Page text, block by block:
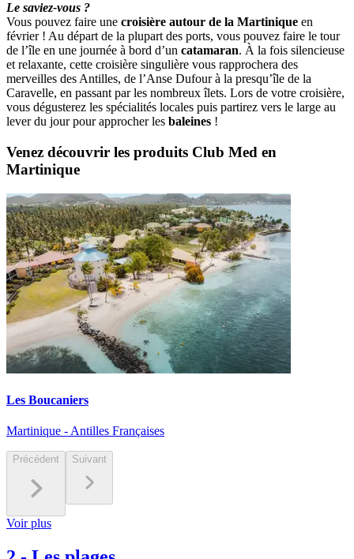
Le saviez-vous ?
Vous pouvez faire une croisière autour de la Martinique en
février ! Au départ de la plupart des ports, vous pouvez faire le tour
de l’île en une journée à bord d’un catamaran. À la fois silencieuse
et relaxante, cette croisière singulière vous rapprochera des
merveilles des Antilles, de l’Anse Dufour à la presqu’île de la
Caravelle, en passant par les nombreux îlets. Lors de votre croisière,
vous dégusterez les spécialités locales puis partirez vers le large au
lever du jour pour approcher les baleines !
Venez découvrir les produits Club Med en
Martinique
Les Boucaniers
Martinique - Antilles Françaises
Précédent Suivant
Voir plus